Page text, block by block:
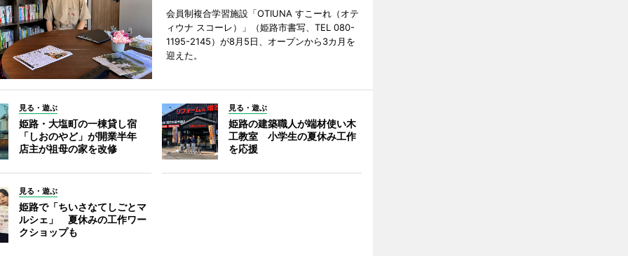
会員制複合学習施設「OTIUNA すこーれ（オテ
ィウナ スコーレ）」（姫路市書写、TEL 080-
1195-2145）が8月5日、オープンから3カ月を
迎えた。
見る・遊ぶ
姫路・大塩町の一棟貸し宿
「しおのやど」が開業半年
店主が祖母の家を改修
見る・遊ぶ
姫路の建築職人が端材使い木
工教室 小学生の夏休み工作
を応援
見る・遊ぶ
姫路で「ちいさなてしごとマ
ルシェ」 夏休みの工作ワー
クショップも